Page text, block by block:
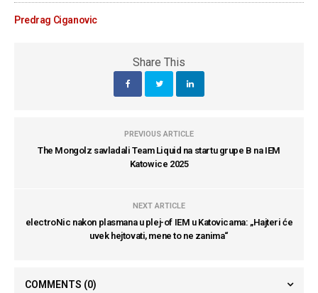
Predrag Ciganovic
Share This
PREVIOUS ARTICLE
The Mongolz savladali Team Liquid na startu grupe B na IEM
Katowice 2025
NEXT ARTICLE
electroNic nakon plasmana u plej-of IEM u Katovicama: „Hajteri će
uvek hejtovati, mene to ne zanima“
COMMENTS (0)